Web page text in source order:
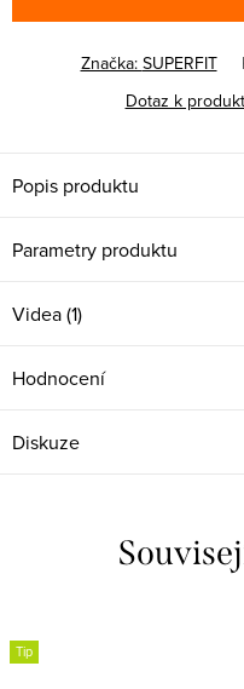
Značka: SUPERFIT
Dotaz k
Popis produktu
Parametry produktu
Videa (1)
Hodnocení
Diskuze
Tip